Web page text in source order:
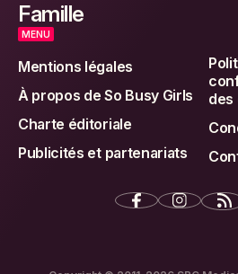
Famille
MENU
Mentions légales
À propos de So Busy Girls
Charte éditoriale
Publicités et partenariats
des